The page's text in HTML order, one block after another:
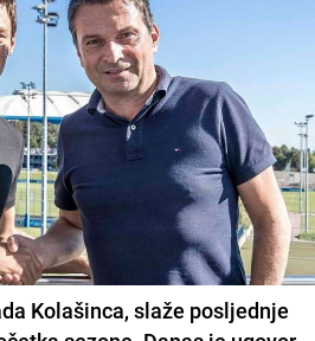
Kolašinca, slaže posljednje